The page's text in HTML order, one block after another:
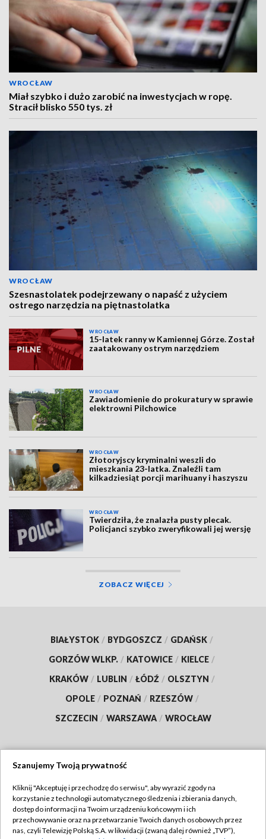
WROCŁAW
Miał szybko i dużo zarobić na inwestycjach w ropę.
Stracił blisko 550 tys. zł
WROCŁAW
Szesnastolatek podejrzewany o napaść z użyciem
ostrego narzędzia na piętnastolatka
WROCŁAW
15-latek ranny w Kamiennej Górze. Został
zaatakowany ostrym narzędziem
WROCŁAW
Zawiadomienie do prokuratury w sprawie
elektrowni Pilchowice
WROCŁAW
Złotoryjscy kryminalni weszli do
mieszkania 23-latka. Znaleźli tam
kilkadziesiąt porcji marihuany i haszyszu
WROCŁAW
Twierdziła, że znalazła pusty plecak.
Policjanci szybko zweryfikowali jej wersję
ZOBACZ WIĘCEJ
BIAŁYSTOK / BYDGOSZCZ / GDAŃSK /
GORZÓW WLKP. / KATOWICE / KIELCE /
KRAKÓW / LUBLIN / ŁÓDŹ / OLSZTYN /
OPOLE / POZNAŃ / RZESZÓW /
SZCZECIN / WARSZAWA / WROCŁAW
TVP
Abonament TVP
Regulamin TVP
Szanujemy Twoją prywatność
Kliknij "Akceptuję i przechodzę do serwisu", aby wyrazić zgody na
korzystanie z technologii automatycznego śledzenia i zbierania danych,
dostęp do informacji na Twoim urządzeniu końcowym i ich
przechowywanie oraz na przetwarzanie Twoich danych osobowych przez
nas, czyli Telewizję Polską S.A. w likwidacji (zwaną dalej również „TVP”),